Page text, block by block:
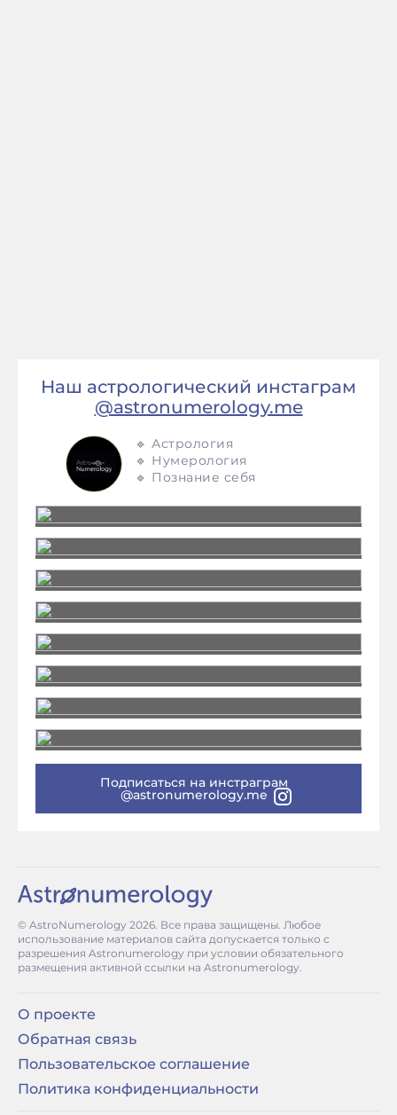
Наш астрологический инстаграм
@astronumerology.me
🔹 Астрология
🔹 Нумерология
🔹 Познание себя
Подписаться на инстраграм
@astronumerology.me
© AstroNumerology 2026. Все права защищены. Любое
использование материалов сайта допускается только с
разрешения Astronumerology при условии обязательного
размещения активной ссылки на Astronumerology.
О проекте
Обратная связь
Пользовательское соглашение
Политика конфиденциальности